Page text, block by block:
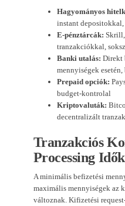
Hagyományos
instant
E-pénztárcák:
tranzakciókkal,
Banki utalás: Direkt
mennyiségek
Prepaid opciók:
budget-kontrolal
Kriptovaluták:
decentralizált
Tranzakciós
Processing Idők
A minimális befizetési
maximális mennyiségek az
változnak. Kifizetési